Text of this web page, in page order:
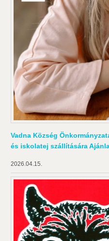
Vadna Község
és iskolatej szállítására
2026.04.15.